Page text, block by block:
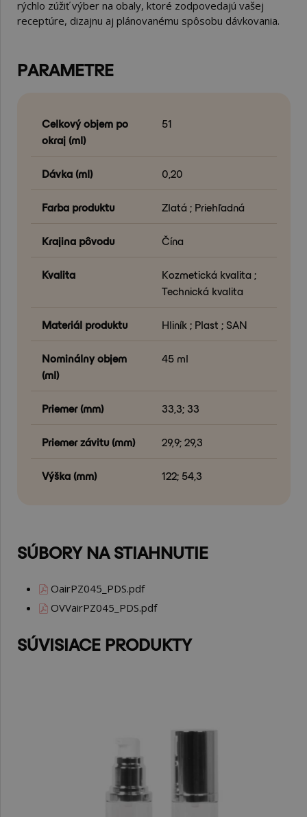
rýchlo zúžiť výber na obaly, ktoré zodpovedajú vašej
receptúre, dizajnu aj plánovanému spôsobu dávkovania.
PARAMETRE
Celkový objem po
okraj (ml)
51
Dávka (ml) 0,20
Farba produktu Zlatá ; Priehľadná
Krajina pôvodu Čína
Kvalita
Kozmetická kvalita ;
Technická kvalita
Materiál produktu Hliník ; Plast ; SAN
Nominálny objem
(ml)
45 ml
Priemer (mm) 33,3; 33
Priemer závitu (mm) 29,9; 29,3
Výška (mm) 122; 54,3
SÚBORY NA STIAHNUTIE
OairPZ045_PDS.pdf
OVVairPZ045_PDS.pdf
SÚVISIACE PRODUKTY